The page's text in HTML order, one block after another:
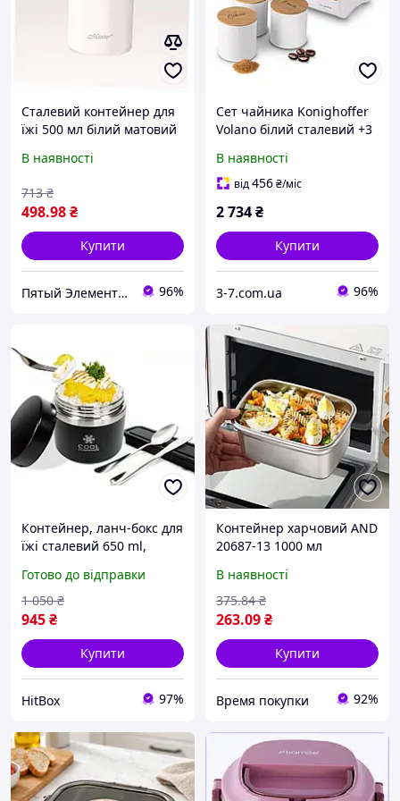
Сталевий контейнер для
їжі 500 мл білий матовий
В наявності
498.98₴
713 ₴
Купити
Пятый Элемент - всё, что вам нужно 96%
Сет чайника Konighoffer
Volano білий сталевий +3
для чаю кави цукру
В наявності
від456₴/міс
2 734₴
Купити
3-7.com.ua 96%
Контейнер, ланч-бокс для
їжі сталевий 650 ml,
free cool companion
Готово до відправки
945₴
1 050 ₴
Купити
HitBox 97%
Контейнер харчовий AND
20687-13 1000 мл
їжі герметичний і
зручний сірий
В наявності
263.09₴
375.84 ₴
Купити
Время покупки 92%